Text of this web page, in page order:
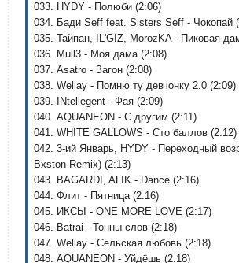
033. HYDY - Полюби (2:06)
034. Бади Seff feat. Sisters Seff - Чокопай
035. Тайпан, IL'GIZ, MorozKA - Пиковая
036. Mull3 - Моя дама (2:08)
037. Asatro - Загон (2:08)
038. Wellay - Помню ту девчонку 2.0 (2:09)
039. INtellegent - Фая (2:09)
040. AQUANEON - С другим (2:11)
041. WHITE GALLOWS - Сто баллов (2:12)
042. 3-ий Январь, HYDY - Переходный
Bxston Remix) (2:13)
043. BAGARDI, ALIK - Dance (2:16)
044. Флит - Пятница (2:16)
045. ИКСЫ - ONE MORE LOVE (2:17)
046. Batrai - Тонны слов (2:18)
047. Wellay - Сельская любовь (2:18)
048. AQUANEON - Уйдёшь (2:18)